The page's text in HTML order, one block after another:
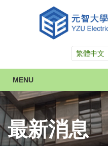
MENU
最新消息